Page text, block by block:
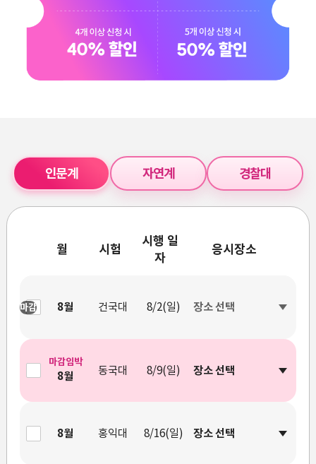
인문계 자연계 경찰대
월 시험
시행 일
자
응시장소
8월 건국대 8/2(일)
마감
마감임박
8월 동국대 8/9(일)
8월 홍익대 8/16(일)